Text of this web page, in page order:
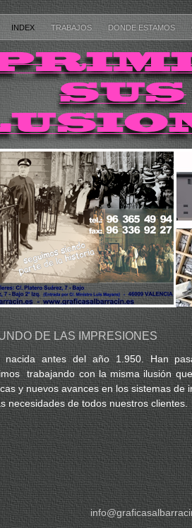
INDEX TRABAJOS DONDE ESTAMOS
nacida antes del año 1.950. Han
trabajando con la misma ilusión
y nuevos avances en los sistemas de
necesidades de todos nuestros clientes.
DE LAS IMPRESIONES